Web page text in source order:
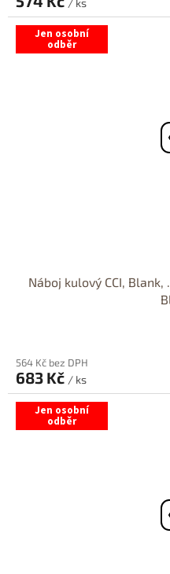
Jen osobní
odběr
Náboj kulový CCI,
564 Kč bez DPH
683 Kč / ks
Jen osobní
odběr